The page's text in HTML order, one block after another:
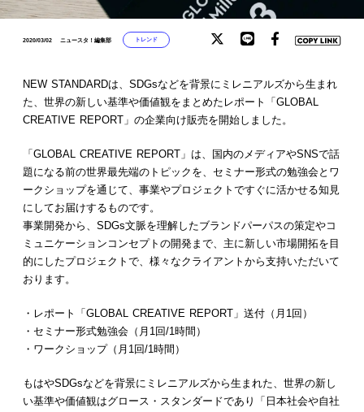
2020/03/02 ニュースタ！編集部 トレンド
NEW STANDARDは、SDGsなどを背景にミレニアルズから生まれ
た、世界の新しい基準や価値観をまとめたレポート「GLOBAL
CREATIVE REPORT」の企業向け販売を開始しました。
「GLOBAL CREATIVE REPORT」は、国内のメディアやSNSで話
題になる前の世界最先端のトピックを、セミナー形式の勉強会とワ
ークショップを通じて、事業やプロジェクトですぐに活かせる知見
にしてお届けするものです。
事業開発から、SDGs文脈を理解したブランドパーパスの策定やコ
ミュニケーションコンセプトの開発まで、主に新しい市場開拓を目
的にしたプロジェクトで、様々なクライアントから支持いただいて
おります。
・レポート「GLOBAL CREATIVE REPORT」送付（月1回）
・セミナー形式勉強会（月1回/1時間）
・ワークショップ（月1回/1時間）
もはやSDGsなどを背景にミレニアルズから生まれた、世界の新し
い基準や価値観はグロース・スタンダードであり「日本社会や自社